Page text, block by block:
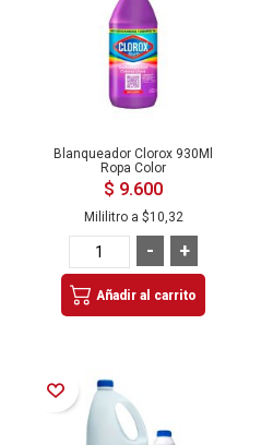
Blanqueador Clorox 930Ml
Ropa Color
$ 9.600
Mililitro a $10,32
+
-
Añadir al carrito
Añadir a la Lista de Deseos